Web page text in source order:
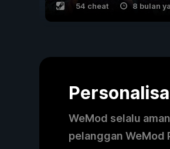
54 cheat 8 bulan
WeMod selalu
pelanggan WeMod